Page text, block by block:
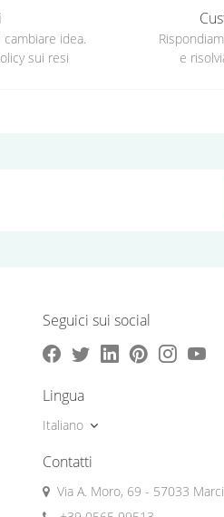
idea.
sui resi
e
Seguici sui social
Lingua
Italiano
Contatti
Via A. Moro, 69 - 57033